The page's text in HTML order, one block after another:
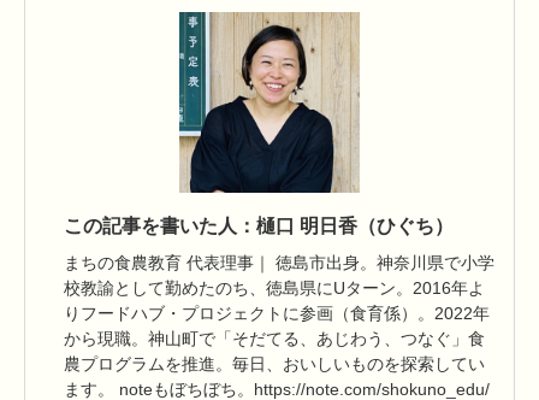
この記事を書いた人：樋口 明日香（ひぐち）
まちの食農教育 代表理事｜ 徳島市出身。神奈川県で小学
校教諭として勤めたのち、徳島県にUターン。2016年よ
りフードハブ・プロジェクトに参画（食育係）。2022年
から現職。神山町で「そだてる、あじわう、つなぐ」食
農プログラムを推進。毎日、おいしいものを探索してい
ます。 noteもぼちぼち。https://note.com/shokuno_edu/